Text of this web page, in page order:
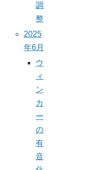
調
整
2025
年6月
ウ
ィ
ン
カ
ー
の
有
音